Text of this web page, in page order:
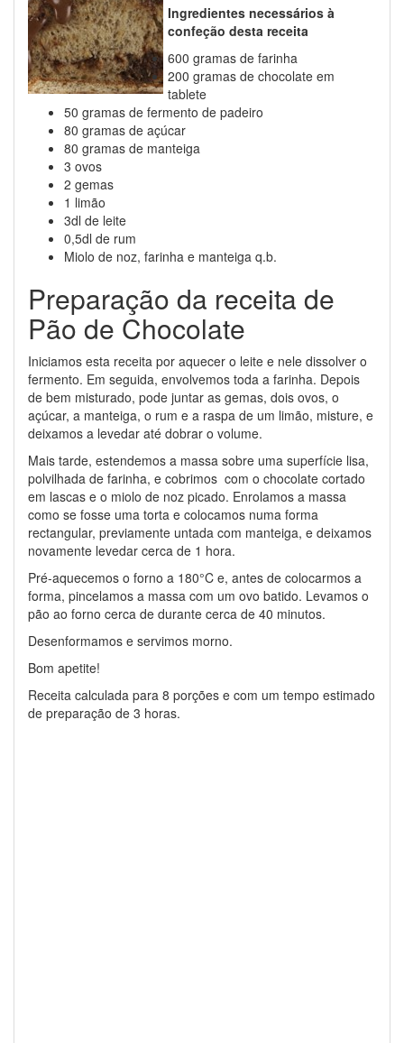
Ingredientes necessários à
confeção desta receita
600 gramas de farinha
200 gramas de chocolate em
tablete
50 gramas de fermento de padeiro
80 gramas de açúcar
80 gramas de manteiga
3 ovos
2 gemas
1 limão
3dl de leite
0,5dl de rum
Miolo de noz, farinha e manteiga q.b.
Preparação da receita de
Pão de Chocolate
Iniciamos esta receita por aquecer o leite e nele dissolver o
fermento. Em seguida, envolvemos toda a farinha. Depois
de bem misturado, pode juntar as gemas, dois ovos, o
açúcar, a manteiga, o rum e a raspa de um limão, misture, e
deixamos a levedar até dobrar o volume.
Mais tarde, estendemos a massa sobre uma superfície lisa,
polvilhada de farinha, e cobrimos com o chocolate cortado
em lascas e o miolo de noz picado. Enrolamos a massa
como se fosse uma torta e colocamos numa forma
rectangular, previamente untada com manteiga, e deixamos
novamente levedar cerca de 1 hora.
Pré-aquecemos o forno a 180°C e, antes de colocarmos a
forma, pincelamos a massa com um ovo batido. Levamos o
pão ao forno cerca de durante cerca de 40 minutos.
Desenformamos e servimos morno.
Bom apetite!
Receita calculada para 8 porções e com um tempo estimado
de preparação de 3 horas.